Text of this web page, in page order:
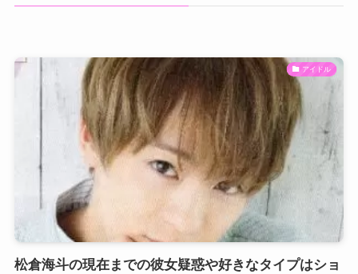
アイドル
松倉海斗の現在までの彼女疑惑や好きなタイプはショ